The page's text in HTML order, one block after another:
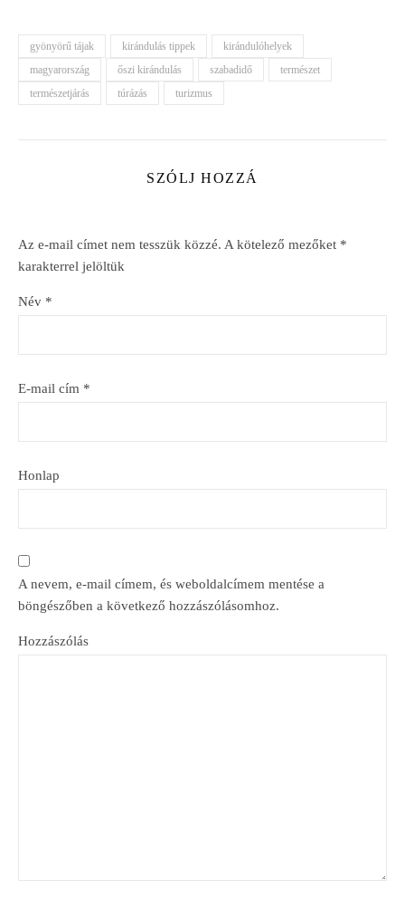
gyönyörű tájak kirándulás tippek
kirándulóhelyek
magyarország
őszi kirándulás szabadidő
természet
természetjárás
túrázás turizmus
SZÓLJ HOZZÁ
Az e-mail címet nem tesszük közzé. A kötelező mezőket *
karakterrel jelöltük
Név *
E-mail cím *
Honlap
A nevem, e-mail címem, és weboldalcímem mentése a
böngészőben a következő hozzászólásomhoz.
Hozzászólás